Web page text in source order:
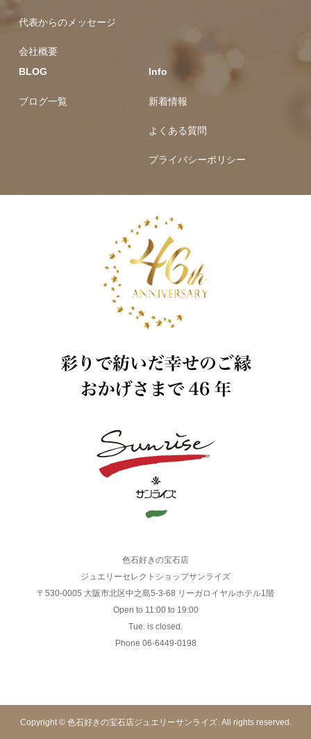
代表からのメッセージ
会社概要
BLOG
ブログ一覧
Info
新着情報
よくある質問
プライバシーポリシー
色石好きの宝石店
ジュエリーセレクトショップサンライズ
〒530-0005 大阪市北区中之島5-3-68 リーガロイヤルホテル1階
Open to 11:00 to 19:00
Tue. is closed.
Phone 06-6449-0198
Copyright © 色石好きの宝石店ジュエリーサンライズ. All rights reserved.